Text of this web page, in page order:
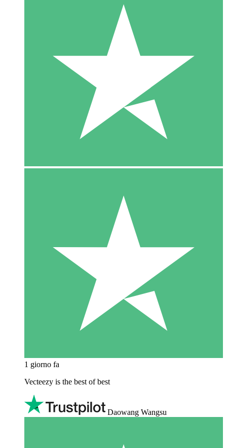
1 giorno fa
Vecteezy is the best of best
Daowang Wangsu